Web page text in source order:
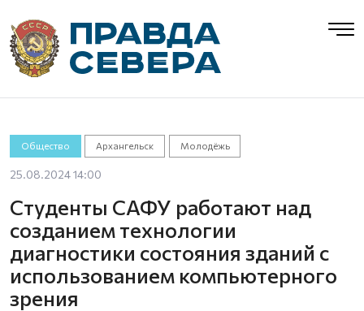
Общество Архангельск Молодёжь
25.08.2024 14:00
Студенты САФУ работают над
созданием технологии
диагностики состояния зданий с
использованием компьютерного
зрения